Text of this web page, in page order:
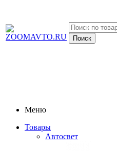
Меню
Товары
Автосвет